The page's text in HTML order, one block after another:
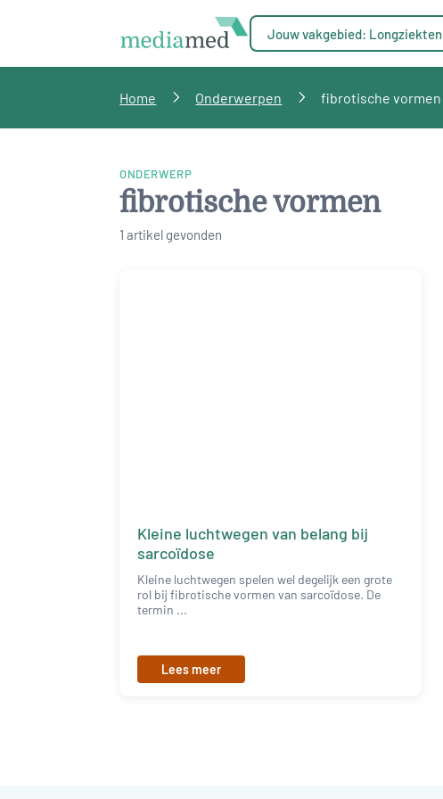
Jouw vakgebied: Longziekten
Home Onderwerpen fibrotische vormen
ONDERWERP
fibrotische vormen
1 artikel gevonden
Kleine luchtwegen van belang bij
sarcoïdose
Kleine luchtwegen spelen wel degelijk een grote
rol bij fibrotische vormen van sarcoïdose. De
termin ...
Lees meer